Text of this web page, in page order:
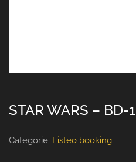
STAR WARS – BD-1
Categorie: Listeo booking